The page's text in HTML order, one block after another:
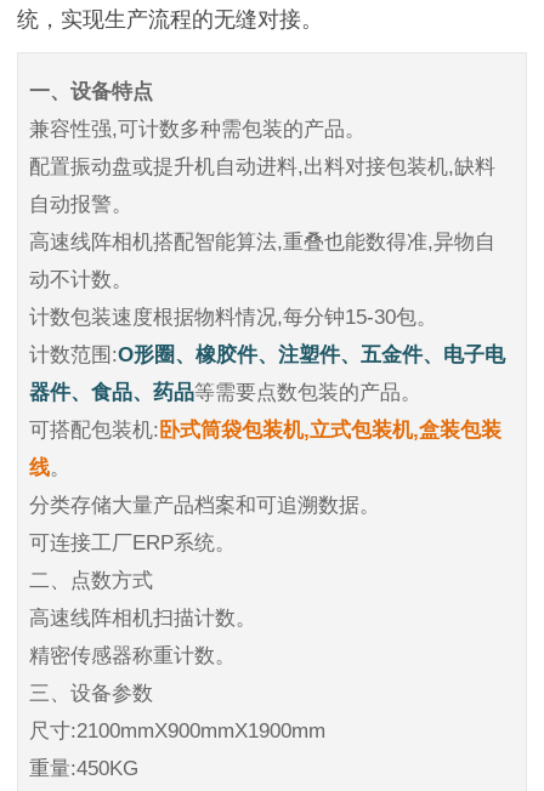
统，实现生产流程的无缝对接。
一、设备特点
兼容性强,可计数多种需包装的产品。
配置振动盘或提升机自动进料,出料对接包装机,缺料
自动报警。
高速线阵相机搭配智能算法,重叠也能数得准,异物自
动不计数。
计数包装速度根据物料情况,每分钟15-30包。
计数范围:O形圈、橡胶件、注塑件、五金件、电子电
器件、食品、药品等需要点数包装的产品。
可搭配包装机: 卧式筒袋包装机,立式包装机,盒装包装
线。
分类存储大量产品档案和可追溯数据。
可连接工厂ERP系统。
二、点数方式
高速线阵相机扫描计数。
精密传感器称重计数。
三、设备参数
尺寸:2100mmX900mmX1900mm
重量:450KG